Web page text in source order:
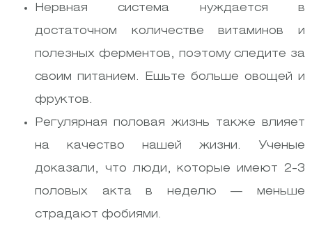
Нервная система нуждается в
достаточном количестве витаминов и
полезных ферментов, поэтому следите за
своим питанием. Ешьте больше овощей и
фруктов.
Регулярная половая жизнь также влияет
на качество нашей жизни. Ученые
доказали, что люди, которые имеют 2-3
половых акта в неделю — меньше
страдают фобиями.